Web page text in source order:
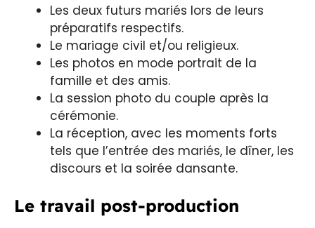
Les deux futurs mariés lors de leurs
préparatifs respectifs.
Le mariage civil et/ou religieux.
Les photos en mode portrait de la
famille et des amis.
La session photo du couple après la
cérémonie.
La réception, avec les moments forts
tels que l’entrée des mariés, le dîner, les
discours et la soirée dansante.
Le travail post-production